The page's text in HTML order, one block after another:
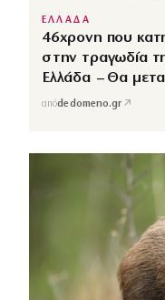
ΕΛΛΑΔΑ
46χρονη που
στην τραγωδία
Ελλάδα – Θα
απόdedomeno.gr ↗